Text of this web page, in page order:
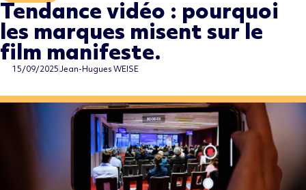
Tendance vidéo : pourquoi
les marques misent sur le
film manifeste.
15/09/2025Jean-Hugues WEISE